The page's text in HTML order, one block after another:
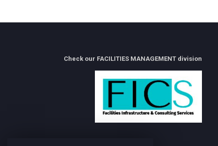
Check our FACILITIES MANAGEMENT division